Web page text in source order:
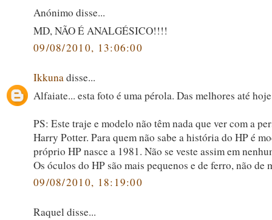
Anónimo disse...
MD, NÃO É ANALGÉSICO!!!!
09/08/2010, 13:06:00
Ikkunadisse...
Alfaiate... esta foto é uma pérola. Das melhores até
PS: Este traje e modelo não têm nada que ver com a
Harry Potter. Para quem não sabe a história do HP é
próprio HP nasce a 1981. Não se veste assim em
Os óculos do HP são mais pequenos e de ferro, não de
09/08/2010, 18:19:00
Raquel disse...